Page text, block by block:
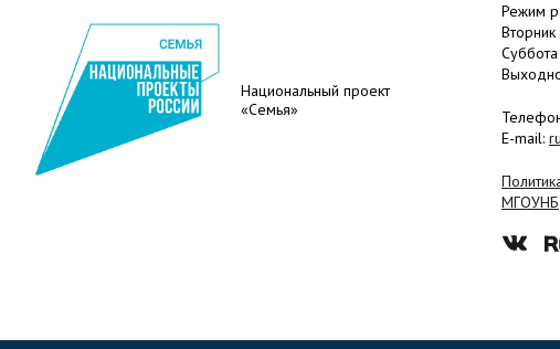
Национальный проект
«Семья»
Режим
Вторник
Суббота
E-mail:
МГОУНБ